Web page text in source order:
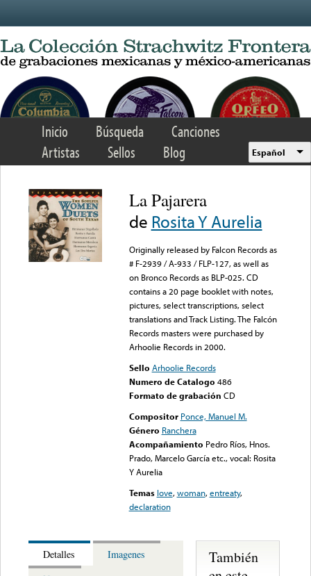
Inicio Búsqueda
Canciones
Artistas
Sellos Blog Español
La Pajarera
de Rosita Y Aurelia
Originally released by Falcon Records as
# F-2939 / A-933 / FLP-127, as well as
on Bronco Records as BLP-025. CD
contains a 20 page booklet with notes,
pictures, select transcriptions, select
translations and Track Listing. The Falcón
Records masters were purchased by
Arhoolie Records in 2000.
Sello Arhoolie Records
Numero de Catalogo 486
Formato de grabación CD
Compositor Ponce, Manuel M.
Género Ranchera
Acompañamiento Pedro Ríos, Hnos.
Prado, Marcelo García etc., vocal: Rosita
Y Aurelia
Temas love,woman,entreaty,
declaration
Detalles
Imagenes
También